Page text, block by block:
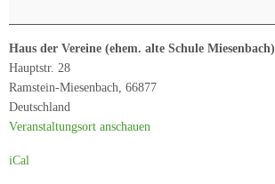
Ramstein-
Niedermohr
5
-
SC
Thallichtenberg
Haus der Vereine (ehem. alte Schule Miesenbach)
Hauptstr. 28
Ramstein-Miesenbach 66877
Deutschland
Veranstaltungsort anschauen
iCal